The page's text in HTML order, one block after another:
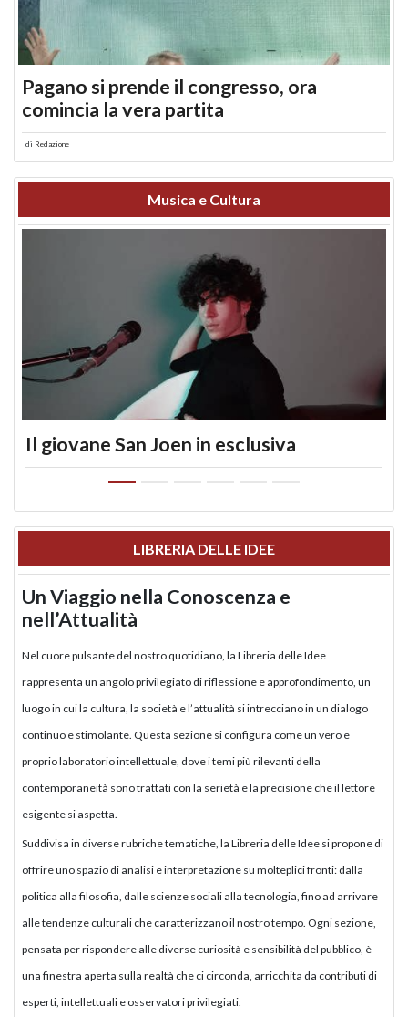
Pagano si prende il congresso, ora
comincia la vera partita
di Redazione
Musica e Cultura
Il giovane San Joen in esclusiva
LIBRERIA DELLE IDEE
Un Viaggio nella Conoscenza e
nell’Attualità
Nel cuore pulsante del nostro quotidiano, la Libreria delle Idee
rappresenta un angolo privilegiato di riflessione e approfondimento, un
luogo in cui la cultura, la società e l’attualità si intrecciano in un dialogo
continuo e stimolante. Questa sezione si configura come un vero e
proprio laboratorio intellettuale, dove i temi più rilevanti della
contemporaneità sono trattati con la serietà e la precisione che il lettore
esigente si aspetta.
Suddivisa in diverse rubriche tematiche, la Libreria delle Idee si propone di
offrire uno spazio di analisi e interpretazione su molteplici fronti: dalla
politica alla filosofia, dalle scienze sociali alla tecnologia, fino ad arrivare
alle tendenze culturali che caratterizzano il nostro tempo. Ogni sezione,
pensata per rispondere alle diverse curiosità e sensibilità del pubblico, è
una finestra aperta sulla realtà che ci circonda, arricchita da contributi di
esperti, intellettuali e osservatori privilegiati.